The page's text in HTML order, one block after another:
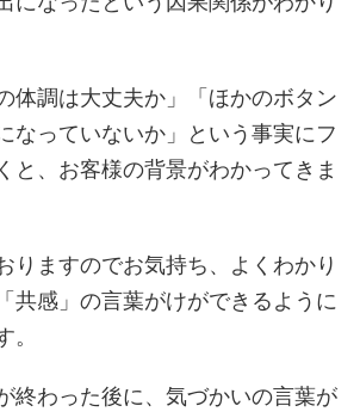
体調は大丈夫か」「ほかのボタン
なっていないか」という事実にフ
と、お客様の背景がわかってきま
りますのでお気持ち、よくわかり
共感」の言葉がけができるように
。
終わった後に、気づかいの言葉が